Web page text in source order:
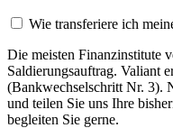
Wie transferiere ich
Die meisten Finanzinstitute
Saldierungsauftrag. Valiant
(Bankwechselschritt Nr. 3).
und teilen Sie uns Ihre
begleiten Sie gerne.